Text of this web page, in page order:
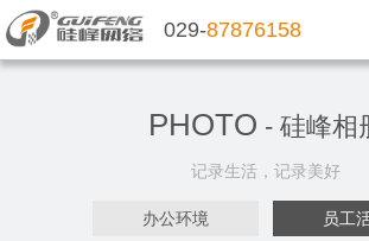
029-87876158
PHOTO - 硅峰相
记录生活，记录美好
办公环境 员工